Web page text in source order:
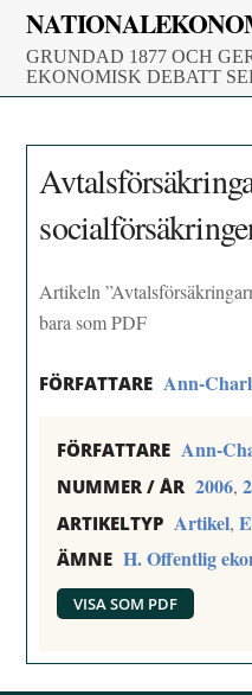
Skip
content
GRUNDAD 1877 OCH
EKONOMISK DEBATT
Artikeln
bara som PDF
FÖRFATTARE Ann-
FÖRFATTARE Ann-
NUMMER / ÅR 2006,
ARTIKELTYP Artikel,
ÄMNE H. Offentlig
VISA SOM PDF